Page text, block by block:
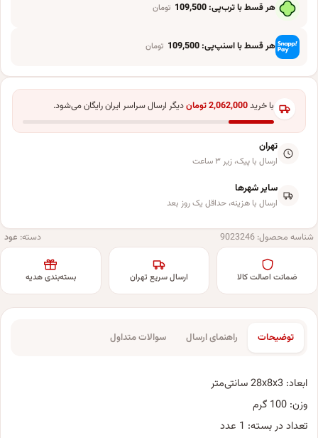
هر قسط با ترب‌پی:109,500 تومان
هر قسط با اسنپ‌پی:109,500 تومان
با خرید2,062,000توماندیگر ارسال سراسر ایران رایگان می‌شود.
تهران
ارسال با پیک، زیر ۳ ساعت
سایر شهرها
ارسال با هزینه، حداقل یک روز بعد
شناسه محصول: 9023246 دسته: عود
ضمانت اصالت کالا ارسال سریع تهران بسته‌بندی هدیه
توضیحات راهنمای ارسال سوالات متداول
ابعاد: 28x8x3 سانتی‌متر
وزن: 100 گرم
تعداد در بسته: 1 عدد